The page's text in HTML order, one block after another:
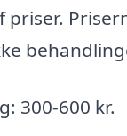
priser.
300-600 kr.